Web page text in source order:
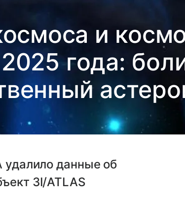
и
года:
удалило данные об
3I/ATLAS